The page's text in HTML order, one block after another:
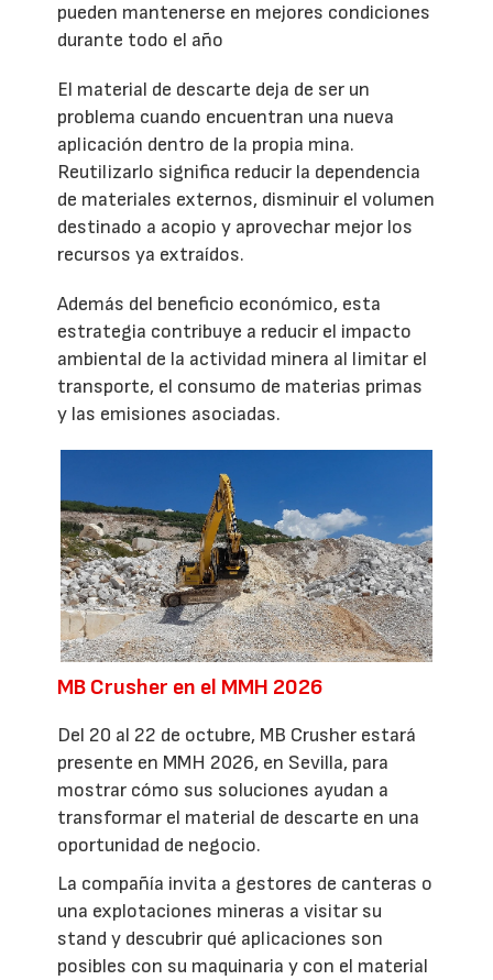
pueden mantenerse en mejores condiciones
durante todo el año
El material de descarte deja de ser un
problema cuando encuentran una nueva
aplicación dentro de la propia mina.
Reutilizarlo significa reducir la dependencia
de materiales externos, disminuir el volumen
destinado a acopio y aprovechar mejor los
recursos ya extraídos.
Además del beneficio económico, esta
estrategia contribuye a reducir el impacto
ambiental de la actividad minera al limitar el
transporte, el consumo de materias primas
y las emisiones asociadas.
MB Crusher en el MMH 2026
Del 20 al 22 de octubre, MB Crusher estará
presente en MMH 2026, en Sevilla, para
mostrar cómo sus soluciones ayudan a
transformar el material de descarte en una
oportunidad de negocio.
La compañía invita a gestores de canteras o
una explotaciones mineras a visitar su
stand y descubrir qué aplicaciones son
posibles con su maquinaria y con el material